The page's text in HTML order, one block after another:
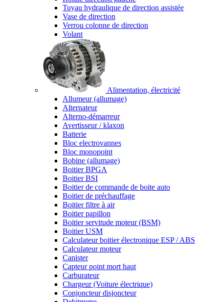
Tuyau hydraulique de direction assistée
Vase de direction
Verrou colonne de direction
Volant
Alimentation, électricité
Allumeur (allumage)
Alternateur
Alterno-démarreur
Avertisseur / klaxon
Batterie
Bloc electrovannes
Bloc monopoint
Bobine (allumage)
Boitier BPGA
Boitier BSI
Boitier de commande de boite auto
Boitier de préchauffage
Boitier filtre à air
Boitier papillon
Boitier servitude moteur (BSM)
Boitier USM
Calculateur boitier électronique ESP / ABS
Calculateur moteur
Canister
Capteur point mort haut
Carburateur
Chargeur (Voiture électrique)
Conjoncteur disjoncteur